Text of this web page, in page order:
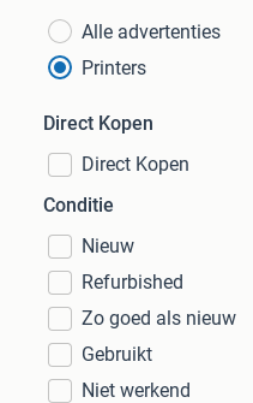
Alle advertenties
Printers
Direct Kopen
Direct Kopen
Conditie
Nieuw
Refurbished
Zo goed als nieuw
Gebruikt
Niet werkend